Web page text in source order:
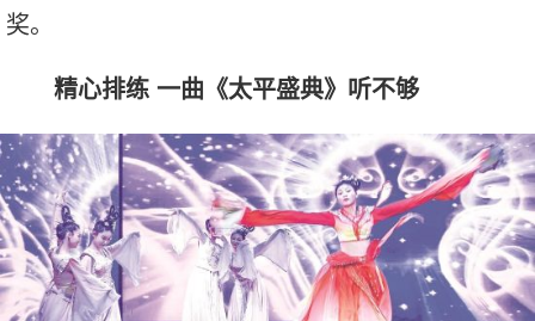
奖。
精心排练 一曲《太平盛典》听不够